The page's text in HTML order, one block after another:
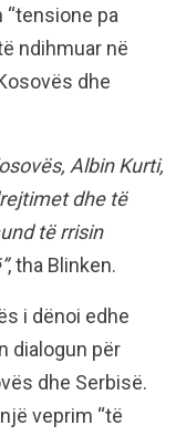
pa
ndihmuar në
dhe
Albin Kurti,
dhe të
të rrisin
, tha Blinken.
i dënoi edhe
dialogun për
dhe Serbisë.
veprim “të